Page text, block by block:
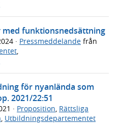
funktionsnedsättning
· Pressmeddelande från
för nyanlända som
2021/22:51
· Proposition, Rättsliga
, Utbildningsdepartementet